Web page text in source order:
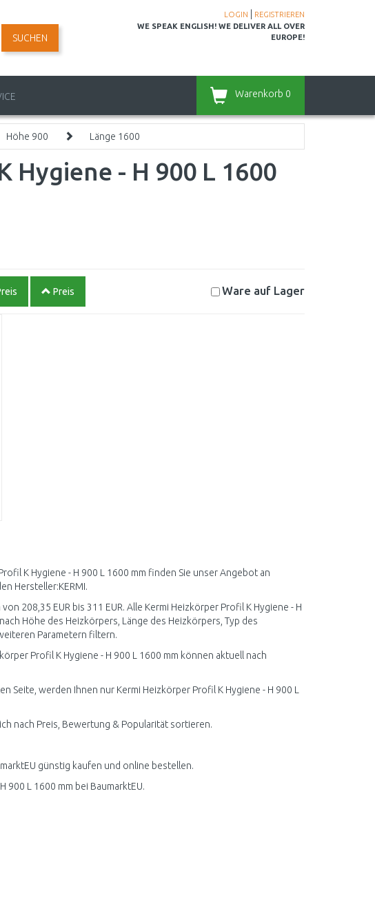
LOGIN
REGISTRIEREN
WE SPEAK ENGLISH! WE DELIVER ALL OVER
EUROPE!
SUCHEN
Warenkorb 0
Höhe 900 Länge 1600
- H 900 L 1600
Preis Ware auf Lager
K Hygiene - H 900 L 1600 mm finden Sie unser Angebot an
Hersteller:KERMI.
208,35 EUR bis 311 EUR. Alle Kermi Heizkörper Profil K Hygiene - H
Höhe des Heizkörpers, Länge des Heizkörpers, Typ des
Parametern filtern.
Profil K Hygiene - H 900 L 1600 mm können aktuell nach
Seite, werden Ihnen nur Kermi Heizkörper Profil K Hygiene - H 900 L
nach Preis, Bewertung & Popularität sortieren.
günstig kaufen und online bestellen.
900 L 1600 mm bei BaumarktEU.